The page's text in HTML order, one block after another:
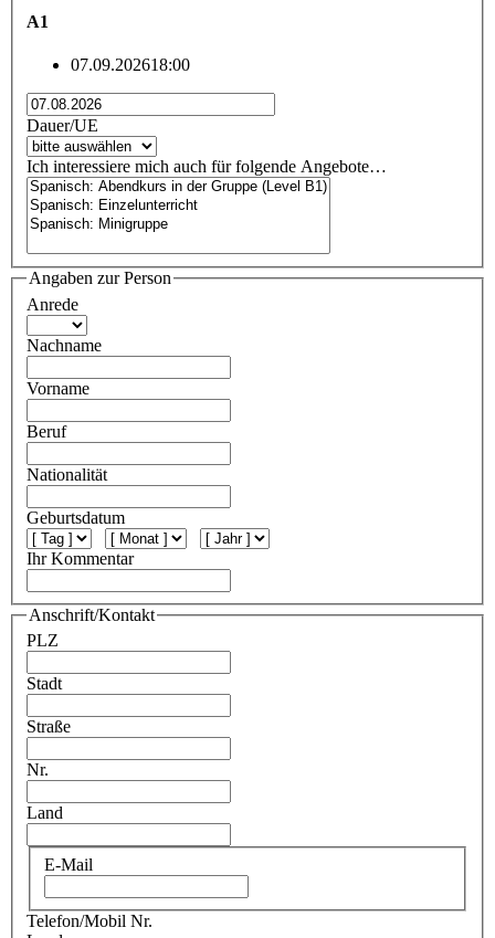
A1
07.09.202618:00
Dauer/UE
Ich interessiere mich auch für folgende Angebote…
Angaben zur Person
Anrede
Nachname
Vorname
Beruf
Nationalität
Geburtsdatum
Ihr Kommentar
Anschrift/Kontakt
PLZ
Stadt
Straße
Nr.
Land
E-Mail
Telefon/Mobil Nr.